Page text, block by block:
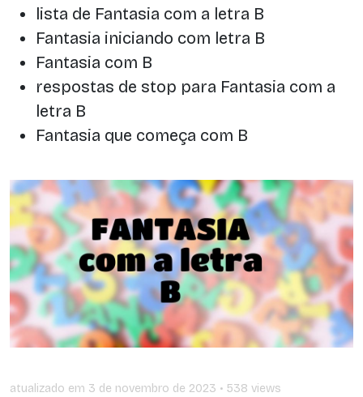
lista de Fantasia com a letra B
Fantasia iniciando com letra B
Fantasia com B
respostas de stop para Fantasia com a
letra B
Fantasia que começa com B
atualizado em 3 de novembro de 2023 • 538 views